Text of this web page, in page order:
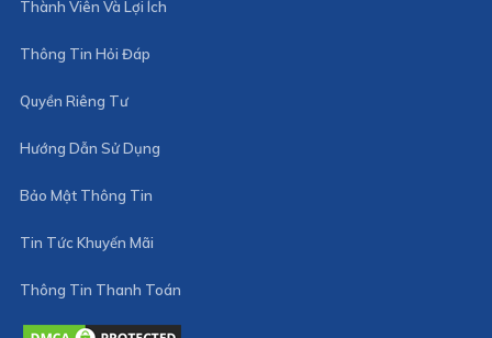
Thành Viên Và Lợi Ích
Thông Tin Hỏi Đáp
Quyền Riêng Tư
Hướng Dẫn Sử Dụng
Bảo Mật Thông Tin
Tin Tức Khuyến Mãi
Thông Tin Thanh Toán